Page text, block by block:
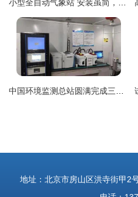
地址：北京市房山区洪寺街甲2